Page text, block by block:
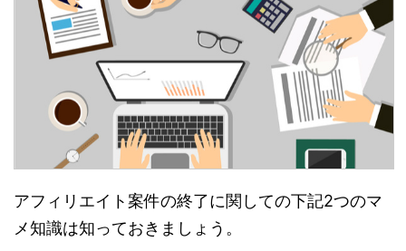
アフィリエイト案件の終了に関しての下記2つのマ
メ知識は知っておきましょう。